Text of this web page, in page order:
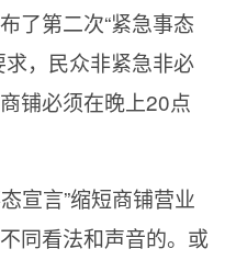
了第二次“紧急事态
，民众非紧急非必
铺必须在晚上20点
宣言”缩短商铺营业
同看法和声音的。或